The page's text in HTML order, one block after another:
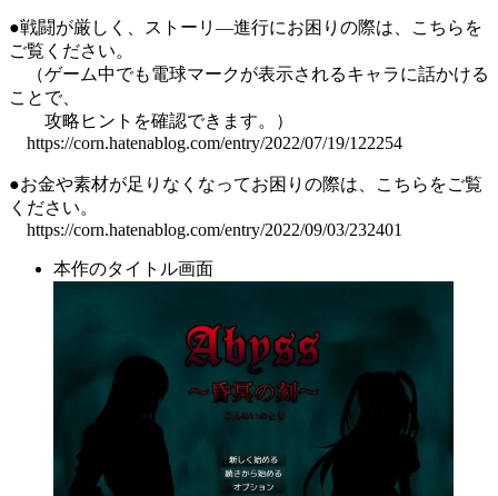
●戦闘が厳しく、ストーリ―進行にお困りの際は、こちらを
ご覧ください。
（ゲーム中でも電球マークが表示されるキャラに話かける
ことで、
攻略ヒントを確認できます。）
https://corn.hatenablog.com/entry/2022/07/19/122254
●お金や素材が足りなくなってお困りの際は、こちらをご覧
ください。
https://corn.hatenablog.com/entry/2022/09/03/232401
本作のタイトル画面